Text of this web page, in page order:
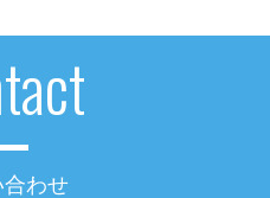
～令和6年10月より対象事
合わせ